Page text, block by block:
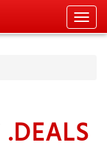
.DEALS